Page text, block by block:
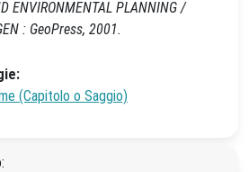
ENVIRONMENTAL PLANNING /
: GeoPress, 2001.
(Capitolo o Saggio)